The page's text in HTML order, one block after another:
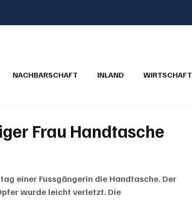
NACHBARSCHAFT INLAND WIRTSCHAFT
Frau Handtasche
einer Fussgängerin die Handtasche. Der
wurde leicht verletzt. Die